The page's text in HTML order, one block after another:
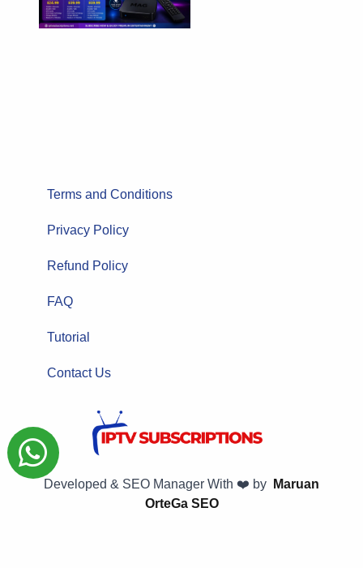
Terms and Conditions
Privacy Policy
Refund Policy
FAQ
Tutorial
Contact Us
Developed & SEO Manager With ❤️ by
Maruan
OrteGa SEO